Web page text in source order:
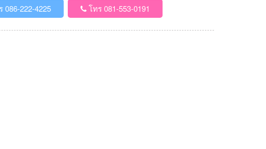
086-222-4225 โทร 081-553-0191